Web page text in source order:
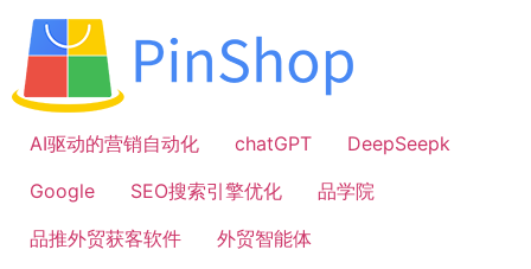
容
AI驱动的营销自动化
chatGPT
DeepSeepk
Google
SEO搜索引擎优化
品学院
品推外贸获客软件
外贸智能体